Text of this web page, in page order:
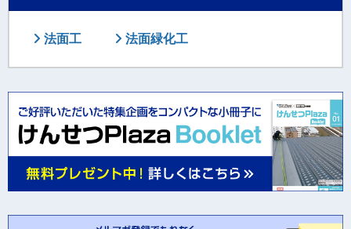
法面工 法面緑化工